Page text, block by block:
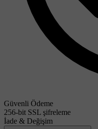
Güvenli Ödeme
256-bit SSL şifreleme
İade & Değişim